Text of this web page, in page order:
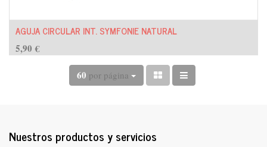
AGUJA CIRCULAR INT. SYMFONIE NATURAL
5,90 €
60 por página
Nuestros productos y servicios